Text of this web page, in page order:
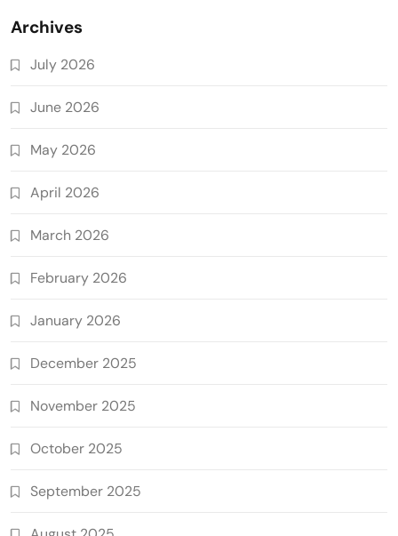
Archives
July 2026
June 2026
May 2026
April 2026
March 2026
February 2026
January 2026
December 2025
November 2025
October 2025
September 2025